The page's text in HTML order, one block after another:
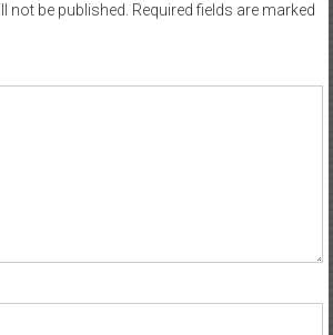
not be published. Required fields are marked